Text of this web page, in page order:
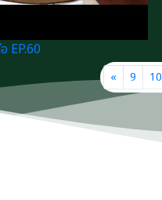
EP.60
« 9 10